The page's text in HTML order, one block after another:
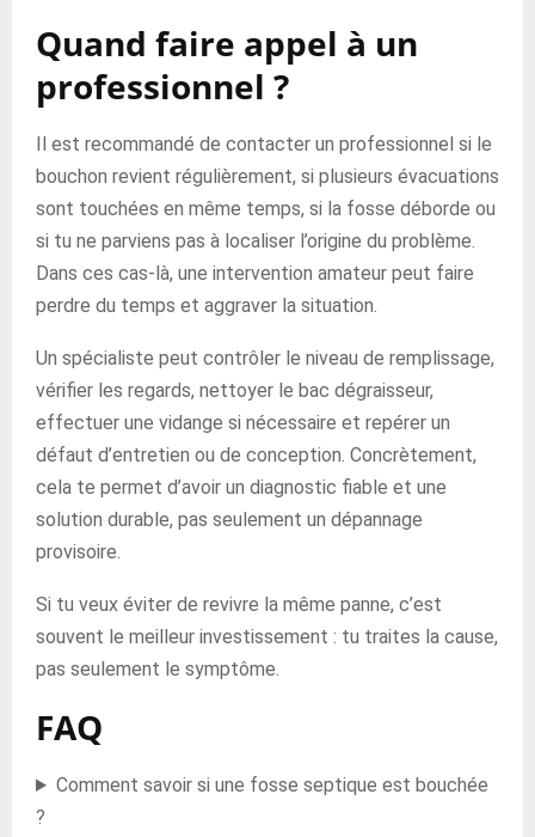
Quand faire appel à un
professionnel ?
Il est recommandé de contacter un professionnel si le
bouchon revient régulièrement, si plusieurs évacuations
sont touchées en même temps, si la fosse déborde ou
si tu ne parviens pas à localiser l’origine du problème.
Dans ces cas-là, une intervention amateur peut faire
perdre du temps et aggraver la situation.
Un spécialiste peut contrôler le niveau de remplissage,
vérifier les regards, nettoyer le bac dégraisseur,
effectuer une vidange si nécessaire et repérer un
défaut d’entretien ou de conception. Concrètement,
cela te permet d’avoir un diagnostic fiable et une
solution durable, pas seulement un dépannage
provisoire.
Si tu veux éviter de revivre la même panne, c’est
souvent le meilleur investissement : tu traites la cause,
pas seulement le symptôme.
FAQ
Comment savoir si une fosse septique est bouchée
?